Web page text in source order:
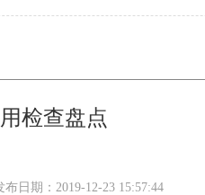
检查盘点
日期： 2019-12-23 15:57:44